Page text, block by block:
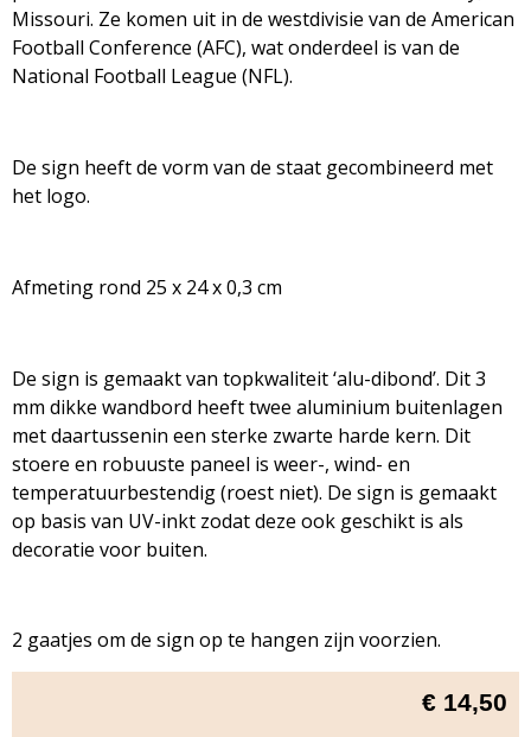
Missouri. Ze komen uit in de westdivisie van de American
Football Conference (AFC), wat onderdeel is van de
National Football League (NFL).
De sign heeft de vorm van de staat gecombineerd met
het logo.
Afmeting rond 25 x 24 x 0,3 cm
De sign is gemaakt van topkwaliteit ‘alu-dibond’. Dit 3
mm dikke wandbord heeft twee aluminium buitenlagen
met daartussenin een sterke zwarte harde kern. Dit
stoere en robuuste paneel is weer-, wind- en
temperatuurbestendig (roest niet). De sign is gemaakt
op basis van UV-inkt zodat deze ook geschikt is als
decoratie voor buiten.
2 gaatjes om de sign op te hangen zijn voorzien.
€ 14,50